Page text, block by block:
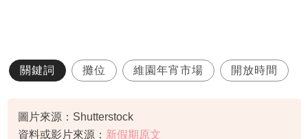
關鍵詞 攤位 維園年宵市場 開放時間
圖片來源：Shutterstock
資料或影片來源： 新假期原文